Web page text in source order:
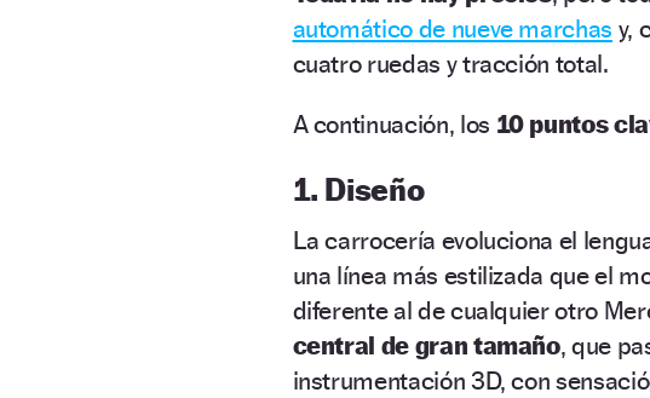
automático de nueve marchas y,
cuatro ruedas y tracción total.
A continuación, los 10 puntos
1. Diseño
La carrocería evoluciona el
una línea más estilizada que el
diferente al de cualquier otro
central de gran tamaño, que
instrumentación 3D, con